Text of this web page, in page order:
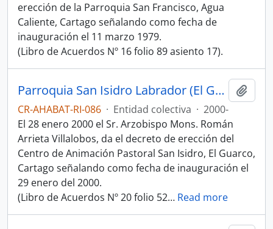
erección de la Parroquia San Francisco, Agua
Caliente, Cartago señalando como fecha de
inauguración el 11 marzo 1979.
(Libro de Acuerdos Nº 16 folio 89 asiento 17).
Parroquia San Isidro Labrador (El Guarco, Cartago)
CR-AHABAT-RI-086 · Entidad colectiva · 2000-
El 28 enero 2000 el Sr. Arzobispo Mons. Román
Arrieta Villalobos, da el decreto de erección del
Centro de Animación Pastoral San Isidro, El Guarco,
Cartago señalando como fecha de inauguración el
29 enero del 2000.
(Libro de Acuerdos Nº 20 folio 52… Read more